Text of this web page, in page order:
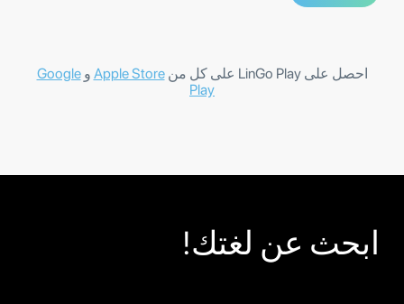
احصل على LinGo Play على كل من Apple Store وGoogle
Play
ابحث عن لغتك!